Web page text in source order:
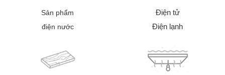
Sản phẩm
điện nước
Điện tử
Điện lạnh